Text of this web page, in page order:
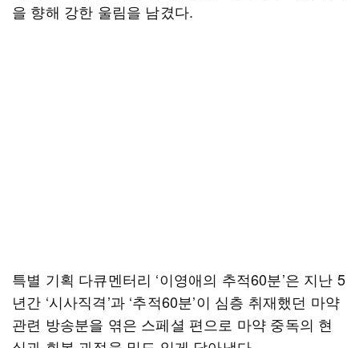
을 향해 강한 울림을 남겼다.
특별 기획 다큐멘터리 ‘이영애의 추적60분’은 지난 5
년간 ‘시사직격’과 ‘추적60분’이 심층 취재했던 마약
관련 방송분을 엮은 스페셜 편으로 마약 중독의 현